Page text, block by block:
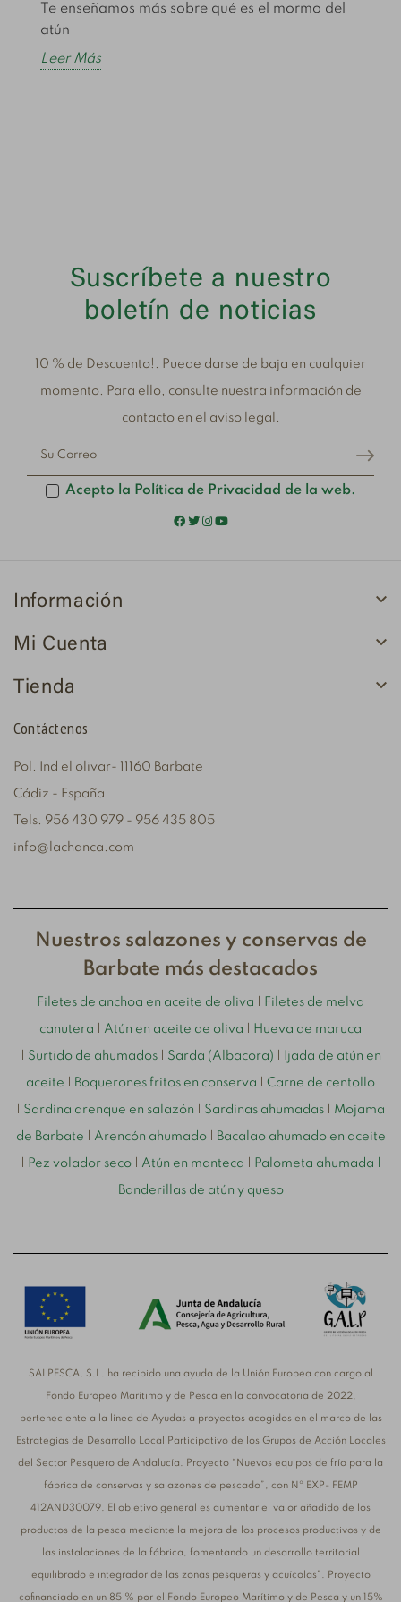
Te enseñamos más sobre qué es el mormo del
atún
Leer Más
Suscríbete a nuestro
boletín de noticias
10 % de Descuento!. Puede darse de baja en cualquier
momento. Para ello, consulte nuestra información de
contacto en el aviso legal.
Acepto la Política de Privacidad de la web.
Información 
Mi Cuenta 
Tienda 
Contáctenos
Pol. Ind el olivar- 11160 Barbate
Cádiz - España
Tels. 956 430 979 - 956 435 805
info@lachanca.com
Nuestros salazones y conservas de
Barbate más destacados
Filetes de anchoa en aceite de oliva Filetes de melva
canutera Atún en aceite de oliva Hueva de maruca
Surtido de ahumados| Sarda (Albacora) Ijada de atún en
aceite Boquerones fritos en conserva Carne de centollo
Sardina arenque en salazón Sardinas ahumadas Mojama
de Barbate Arencón ahumado| Bacalao ahumado en aceite
Pez volador seco| Atún en manteca Palometa ahumada
Banderillas de atún y queso
SALPESCA, S.L. ha recibido una ayuda de la Unión Europea con cargo al
Fondo Europeo Marítimo y de Pesca en la convocatoria de 2022,
perteneciente a la línea de Ayudas a proyectos acogidos en el marco de las
Estrategias de Desarrollo Local Participativo de los Grupos de Acción Locales
del Sector Pesquero de Andalucía. Proyecto “Nuevos equipos de frío para la
fábrica de conservas y salazones de pescado”, con Nº EXP- FEMP
412AND30079. El objetivo general es aumentar el valor añadido de los
productos de la pesca mediante la mejora de los procesos productivos y de
las instalaciones de la fábrica, fomentando un desarrollo territorial
equilibrado e integrador de las zonas pesqueras y acuícolas”. Proyecto
cofinanciado en un 85 % por el Fondo Europeo Marítimo y de Pesca y un 15%